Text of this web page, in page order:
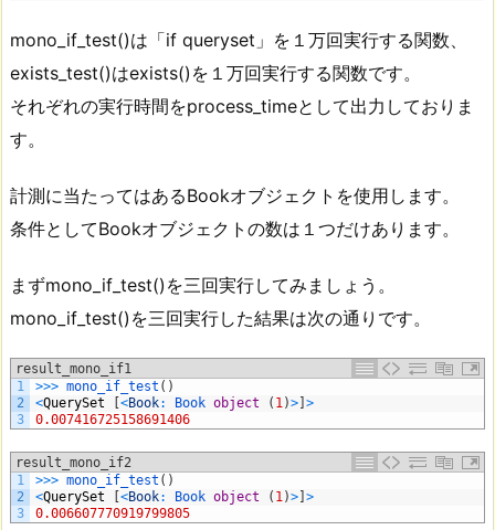
mono_if_test()は「if queryset」を１万回実行する関数、
exists_test()はexists()を１万回実行する関数です。
それぞれの実行時間をprocess_timeとして出力しておりま
す。
計測に当たってはあるBookオブジェクトを使用します。
条件としてBookオブジェクトの数は１つだけあります。
まずmono_if_test()を三回実行してみましょう。
mono_if_test()を三回実行した結果は次の通りです。
result_mono_if1
1
2
3
>>> mono_if_test ( )
<QuerySet [<Book: Book object ( 1 )>] >
0.007416725158691406
result_mono_if2
1
2
3
>>> mono_if_test ( )
<QuerySet <Book: Book object ( 1)> >
0.006607770919799805